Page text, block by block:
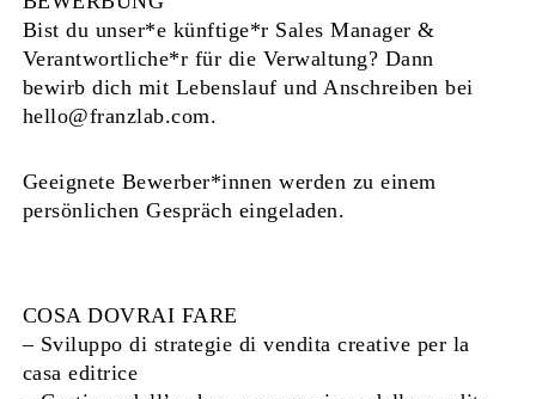
Bist du unser*e künftige*r Sales Manager &
Verantwortliche*r für die Verwaltung? Dann
bewirb dich mit Lebenslauf und Anschreiben bei
hello@franzlab.com.
Geeignete Bewerber*innen werden zu einem
persönlichen Gespräch eingeladen.
COSA DOVRAI FARE
– Sviluppo di strategie di vendita creative per la
casa editrice